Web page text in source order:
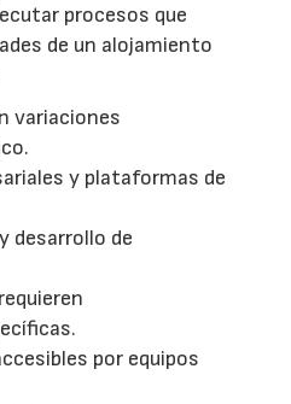
procesos que
de un alojamiento
variaciones
y plataformas de
desarrollo de
por equipos